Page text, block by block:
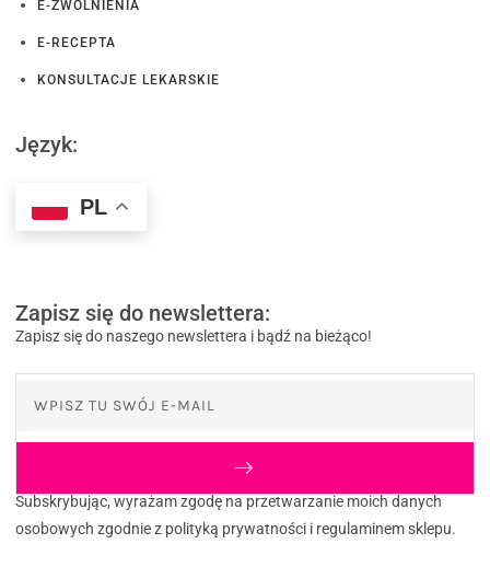
E-ZWOLNIENIA
E-RECEPTA
KONSULTACJE LEKARSKIE
Język:
PL
Zapisz się do newslettera:
Zapisz się do naszego newslettera i bądź na bieżąco!
Subskrybując, wyrażam zgodę na przetwarzanie moich danych
osobowych zgodnie z polityką prywatności i regulaminem sklepu.